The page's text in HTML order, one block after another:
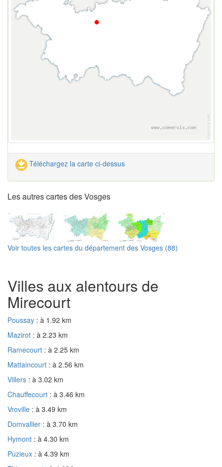
Téléchargez la carte ci-dessus
Les autres cartes des Vosges
Voir toutes les cartes du département des Vosges (88)
Villes aux alentours de
Mirecourt
Poussay : à 1.92 km
Mazirot : à 2.23 km
Ramecourt : à 2.25 km
Mattaincourt : à 2.56 km
Villers : à 3.02 km
Chauffecourt : à 3.46 km
Vroville : à 3.49 km
Domvallier : à 3.70 km
Hymont : à 4.30 km
Puzieux : à 4.39 km